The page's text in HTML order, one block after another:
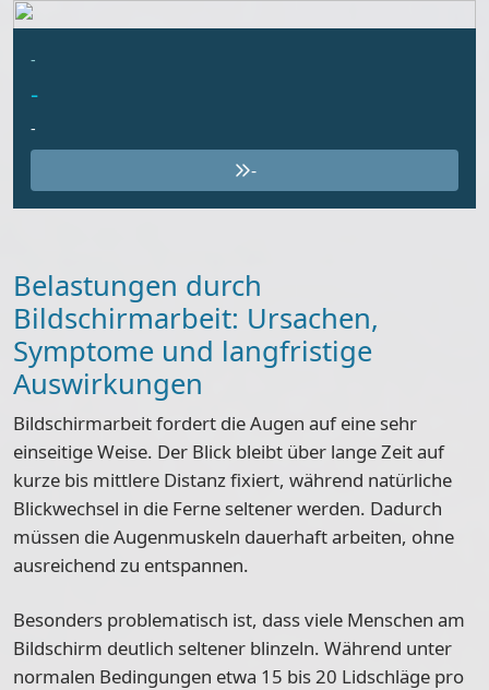
-
-
-
-
Belastungen durch
Bildschirmarbeit: Ursachen,
Symptome und langfristige
Auswirkungen
Bildschirmarbeit fordert die Augen auf eine sehr
einseitige Weise. Der Blick bleibt über lange Zeit auf
kurze bis mittlere Distanz fixiert, während natürliche
Blickwechsel in die Ferne seltener werden. Dadurch
müssen dieAugenmuskeln dauerhaft arbeiten, ohne
ausreichend zu entspannen.
Besonders problematisch ist, dass viele Menschen am
Bildschirm deutlich seltener blinzeln. Während unter
normalen Bedingungen etwa 15 bis 20 Lidschläge pro